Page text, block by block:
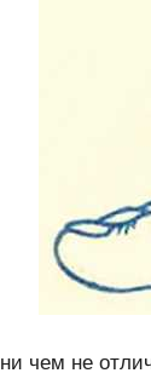
чем не